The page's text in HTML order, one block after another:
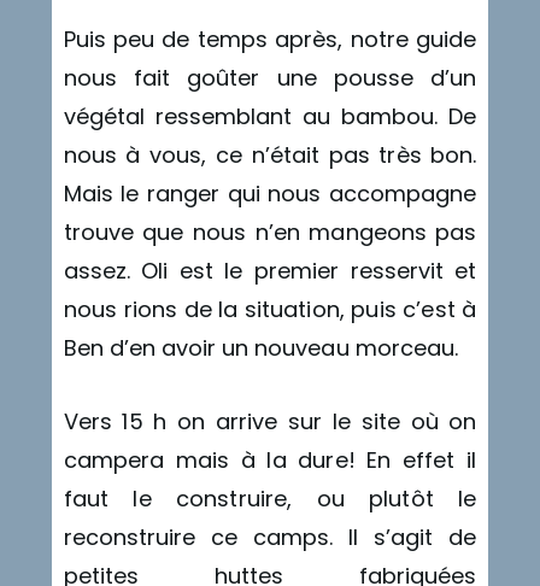
Puis peu de temps après, notre guide
nous fait goûter une pousse d’un
végétal ressemblant au bambou. De
nous à vous, ce n’était pas très bon.
Mais le ranger qui nous accompagne
trouve que nous n’en mangeons pas
assez. Oli est le premier resservit et
nous rions de la situation, puis c’est à
Ben d’en avoir un nouveau morceau.
Vers 15 h on arrive sur le site où on
campera mais à la dure! En effet il
faut le construire, ou plutôt le
reconstruire ce camps. Il s’agit de
petites huttes fabriquées